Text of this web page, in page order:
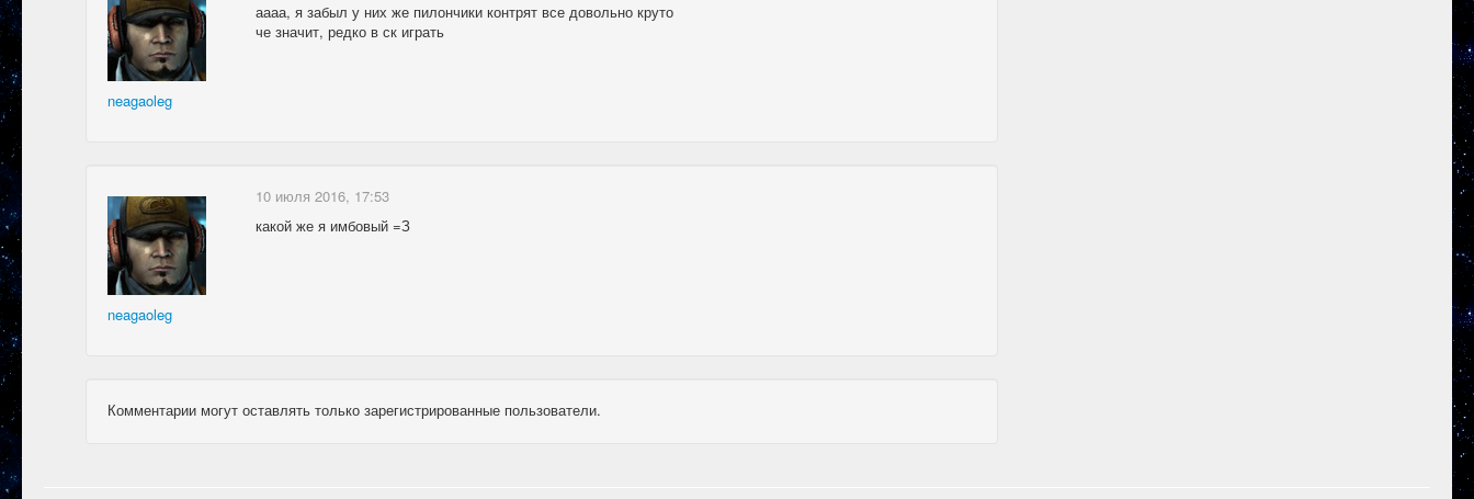
neagaoleg
аааа, я забыл у них же пилончики контрят все довольно круто
че значит, редко в ск играть
neagaoleg
10 июля 2016, 17:53
какой же я имбовый =З
Комментарии могут оставлять только зарегистрированные пользователи.